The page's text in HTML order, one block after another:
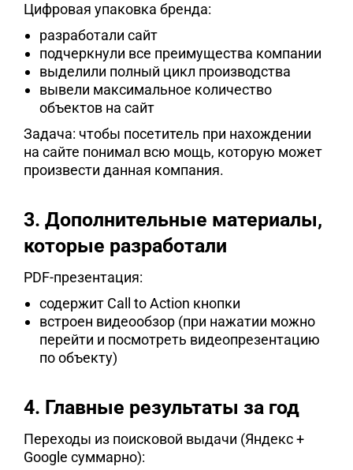
Цифровая упаковка бренда:
разработали сайт
подчеркнули все преимущества компании
выделили полный цикл производства
вывели максимальное количество
объектов на сайт
Задача: чтобы посетитель при нахождении
на сайте понимал всю мощь, которую может
произвести данная компания.
3. Дополнительные материалы,
которые разработали
PDF-презентация:
содержит Call to Action кнопки
встроен видеообзор (при нажатии можно
перейти и посмотреть видеопрезентацию
по объекту)
4. Главные результаты за год
Переходы из поисковой выдачи (Яндекс +
Google суммарно):